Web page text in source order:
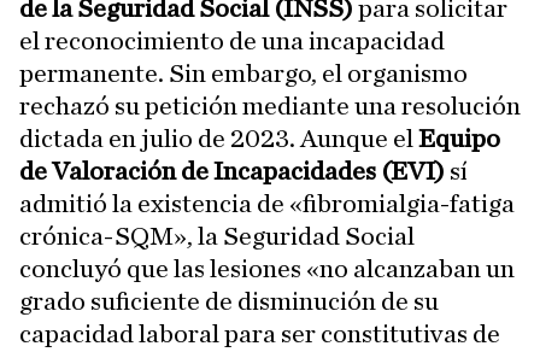
de la Seguridad Social (INSS) para solicitar
el reconocimiento de una incapacidad
permanente. Sin embargo, el organismo
rechazó su petición mediante una resolución
dictada en julio de 2023. Aunque el Equipo
de Valoración de Incapacidades (EVI) sí
admitió la existencia de «fibromialgia-fatiga
crónica-SQM», la Seguridad Social
concluyó que las lesiones «no alcanzaban un
grado suficiente de disminución de su
capacidad laboral para ser constitutivas de